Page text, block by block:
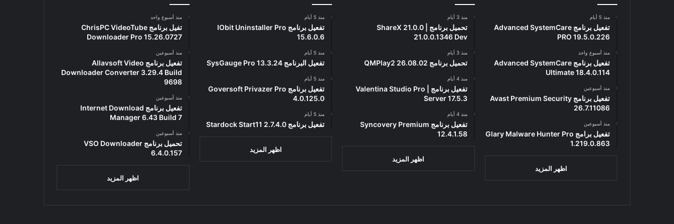
منذ 5 أيام
تفعيل برنامج Advanced SystemCare
PRO 19.5.0.226
منذ أسبوع واحد
تفعيل برنامج Advanced SystemCare
Ultimate 18.4.0.114
منذ أسبوعين
تفعيل برنامج Avast Premium Security
26.7.11086
منذ أسبوعين
تفعيل برامج Glary Malware Hunter Pro
1.219.0.863
اظهر المزيد
منذ 3 أيام
تحميل برنامج ShareX 21.0.0 |
21.0.0.1346 Dev
منذ 3 أيام
تحميل برنامج QMPlay2 26.08.02
منذ 4 أيام
تفعيل برنامج Valentina Studio Pro |
Server 17.5.3
منذ 4 أيام
تفعيل برنامج Syncovery Premium
12.4.1.58
اظهر المزيد
منذ 5 أيام
تفعيل برنامج IObit Uninstaller Pro
15.6.0.6
منذ 5 أيام
تفعيل البرنامج 13.3.24 SysGauge Pro
منذ 5 أيام
تفعيل برنامج Goversoft Privazer Pro
4.0.125.0
منذ 5 أيام
تفعيل برنامج Stardock Start11 2.7.4.0
اظهر المزيد
منذ أسبوع واحد
تفيل برنامج ChrisPC VideoTube
Downloader Pro 15.26.0727
منذ أسبوعين
تفعيل برنامج Allavsoft Video
Downloader Converter 3.29.4 Build
9698
منذ أسبوعين
تفعيل برنامج Internet Download
Manager 6.43 Build 7
منذ أسبوعين
تحميل برنامج VSO Downloader
6.4.0.157
اظهر المزيد